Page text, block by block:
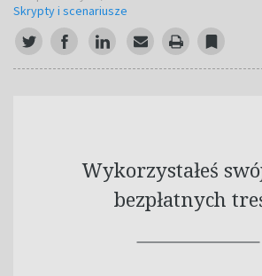
Skrypty i scenariusze
Wykorzystałeś
bezpłatnych